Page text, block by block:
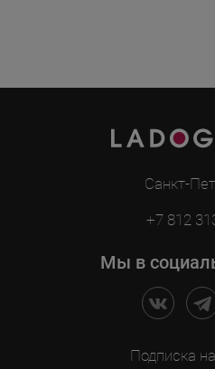
Санкт-
+7 812
Мы в
Подписка